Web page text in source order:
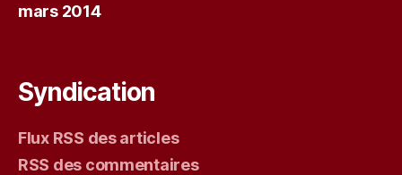
mars 2014
Syndication
Flux RSS des articles
RSS des commentaires